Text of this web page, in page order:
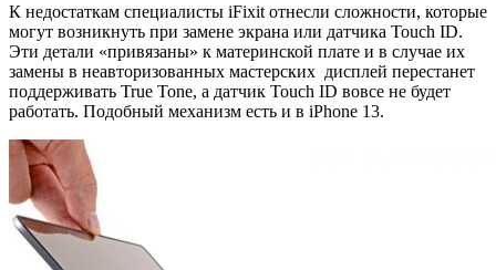
К недостаткам специалисты iFixit отнесли сложности, которые
могут возникнуть при замене экрана или датчика Touch ID.
Эти детали «привязаны» к материнской плате и в случае их
замены в неавторизованных мастерских дисплей перестанет
поддерживать True Tone, а датчик Touch ID вовсе не будет
работать. Подобный механизм есть и в iPhone 13.